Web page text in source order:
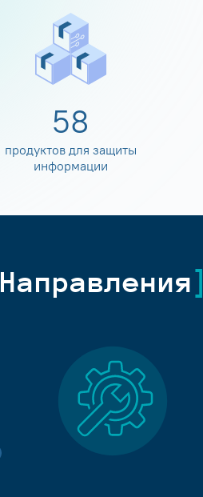
60
продуктов для защиты
информации
Направления